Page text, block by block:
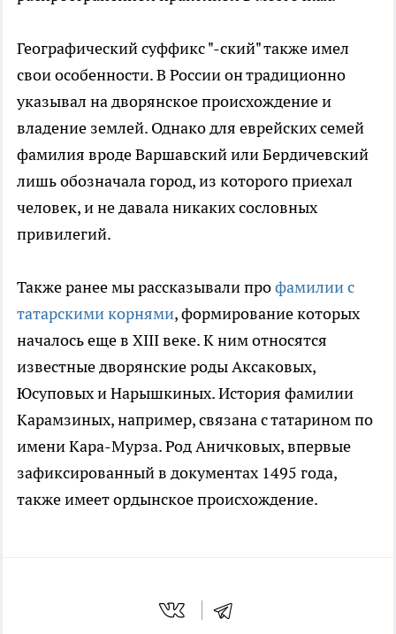
Географический суффикс "-ский" также имел
свои особенности. В России он традиционно
указывал на дворянское происхождение и
владение землей. Однако для еврейских семей
фамилия вроде Варшавский или Бердичевский
лишь обозначала город, из которого приехал
человек, и не давала никаких сословных
привилегий.
Также ранее мы рассказывали профамилии с
татарскими корнями, формирование которых
началось еще в XIII веке. К ним относятся
известные дворянские роды Аксаковых,
Юсуповых и Нарышкиных. История фамилии
Карамзиных, например, связана с татарином по
имени Кара-Мурза. Род Аничковых, впервые
зафиксированный в документах 1495 года,
также имеет ордынское происхождение.